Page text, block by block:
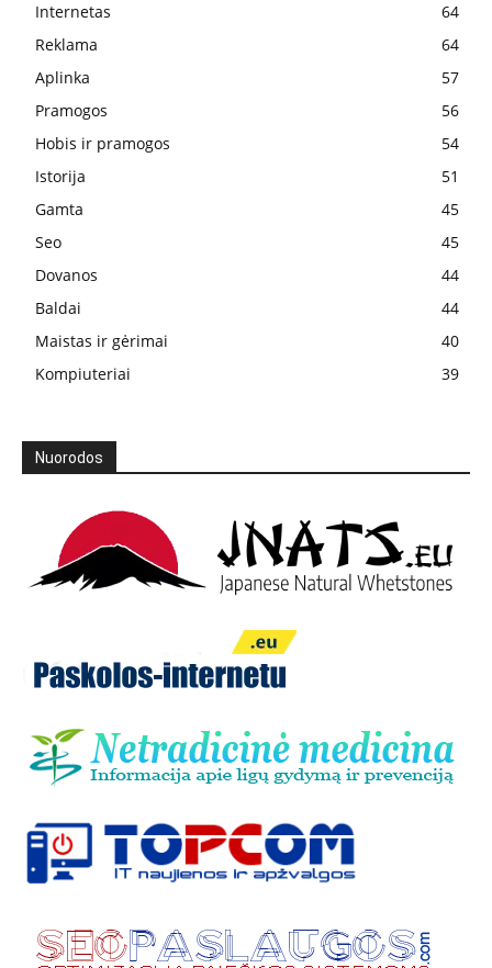
Internetas
64
Reklama
64
Aplinka
57
Pramogos
56
Hobis ir pramogos
54
Istorija
51
Gamta
45
Seo
45
Dovanos
44
Baldai
44
Maistas ir gėrimai
40
Kompiuteriai
39
Nuorodos